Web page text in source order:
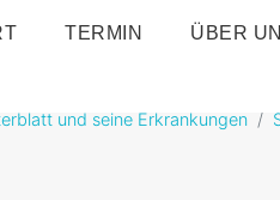
TERMIN ÜBER
und seine Erkrankungen